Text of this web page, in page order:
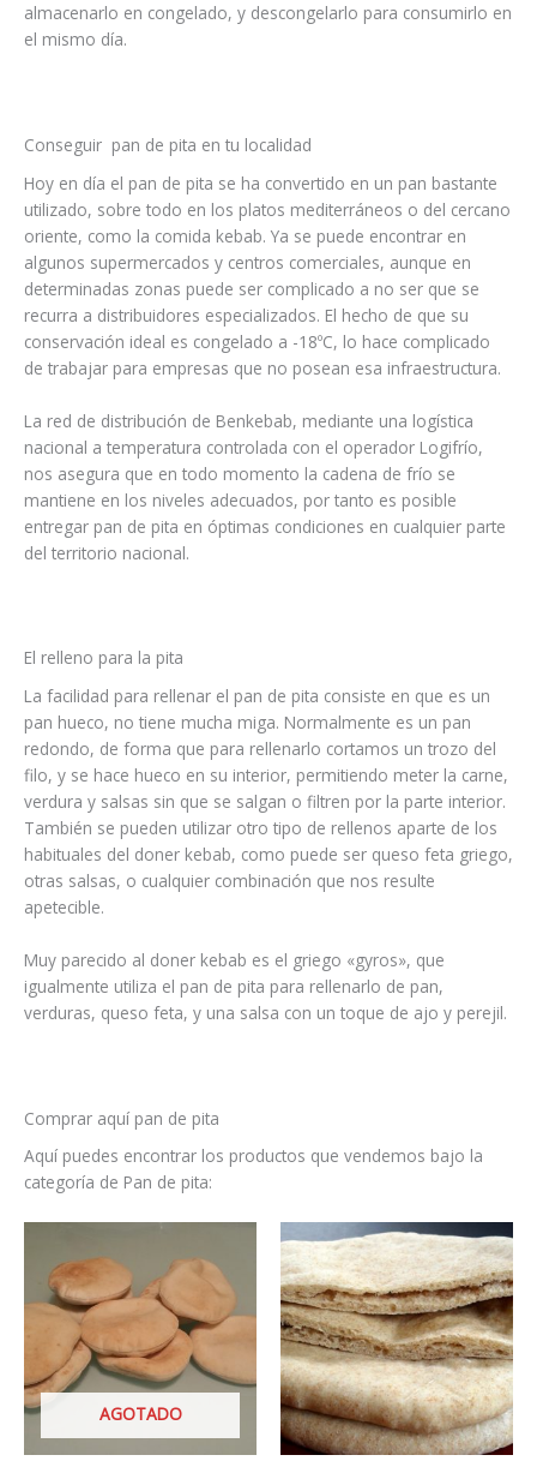
almacenarlo en congelado, y descongelarlo para consumirlo en
el mismo día.
Conseguir pan de pita en tu localidad
Hoy en día el pan de pita se ha convertido en un pan bastante
utilizado, sobre todo en los platos mediterráneos o del cercano
oriente, como la comida kebab. Ya se puede encontrar en
algunos supermercados y centros comerciales, aunque en
determinadas zonas puede ser complicado a no ser que se
recurra a distribuidores especializados. El hecho de que su
conservación ideal es congelado a -18ºC, lo hace complicado
de trabajar para empresas que no posean esa infraestructura.
La red de distribución de Benkebab, mediante una logística
nacional a temperatura controlada con el operador Logifrío,
nos asegura que en todo momento la cadena de frío se
mantiene en los niveles adecuados, por tanto es posible
entregar pan de pita en óptimas condiciones en cualquier parte
del territorio nacional.
El relleno para la pita
La facilidad para rellenar el pan de pita consiste en que es un
pan hueco, no tiene mucha miga. Normalmente es un pan
redondo, de forma que para rellenarlo cortamos un trozo del
filo, y se hace hueco en su interior, permitiendo meter la carne,
verdura y salsas sin que se salgan o filtren por la parte interior.
También se pueden utilizar otro tipo de rellenos aparte de los
habituales del doner kebab, como puede ser queso feta griego,
otras salsas, o cualquier combinación que nos resulte
apetecible.
Muy parecido al doner kebab es el griego «gyros», que
igualmente utiliza el pan de pita para rellenarlo de pan,
verduras, queso feta, y una salsa con un toque de ajo y perejil.
Comprar aquí pan de pita
Aquí puedes encontrar los productos que vendemos bajo la
categoría de Pan de pita:
AGOTADO